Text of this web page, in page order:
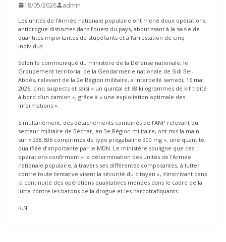
18/05/2026 admin
Les unités de l’Armée nationale populaire ont mené deux opérations
antidrogue distinctes dans l’ouest du pays, aboutissant à la saisie de
quantités importantes de stupéfiants et à l’arrestation de cinq
individus.
Selon le communiqué du ministère de la Défense nationale, le
Groupement territorial de la Gendarmerie nationale de Sidi Bel-
Abbès, relevant de la 2e Région militaire, a interpellé samedi, 16 mai
2026, cinq suspects et saisi « un quintal et 68 kilogrammes de kif traité
à bord d’un camion », grâce à « une exploitation optimale des
informations ».
Simultanément, des détachements combinés de l’ANP relevant du
secteur militaire de Béchar, en 3e Région militaire, ont mis la main
sur « 238.506 comprimés de type prégabaline 300 mg », une quantité
qualifiée d’importante par le MDN. Le ministère souligne que ces
opérations confirment « la détermination des unités de l’Armée
nationale populaire, à travers ses différentes composantes, à lutter
contre toute tentative visant la sécurité du citoyen », s’inscrivant dans
la continuité des opérations qualitatives menées dans le cadre de la
lutte contre les barons de la drogue et les narcotrafiquants.
R.N.